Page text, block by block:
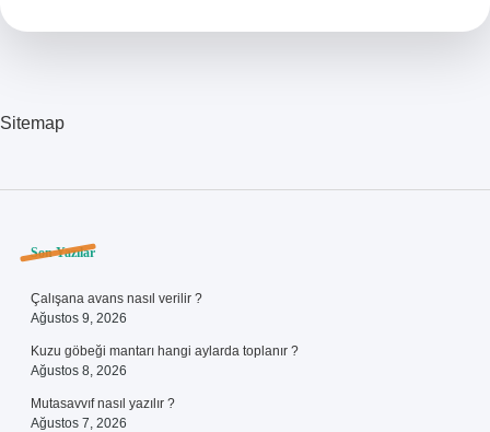
Sitemap
Sidebar
Son Yazılar
Çalışana avans nasıl verilir ?
Ağustos 9, 2026
Kuzu göbeği mantarı hangi aylarda toplanır ?
Ağustos 8, 2026
Mutasavvıf nasıl yazılır ?
Ağustos 7, 2026